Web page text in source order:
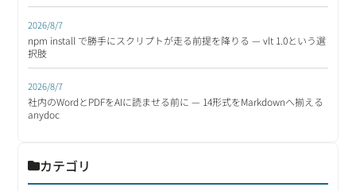
2026/8/7
npm install で勝手にスクリプトが走る前提を降りる — vlt 1.0という選
択肢
2026/8/7
社内のWordとPDFをAIに読ませる前に — 14形式をMarkdownへ揃える
anydoc
カテゴリ